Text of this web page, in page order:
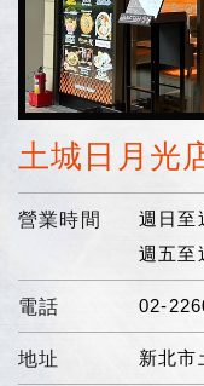
土城日月光
營業時間
週日至
週五至
電話 02-
地址 新北市